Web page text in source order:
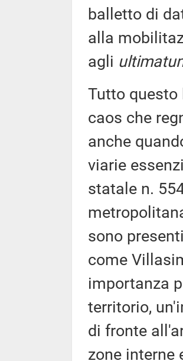
balletto di
alla
agli
Tutto
caos che
anche
viarie
statale n.
sono
come
importanza
territorio,
di fronte
zone interne